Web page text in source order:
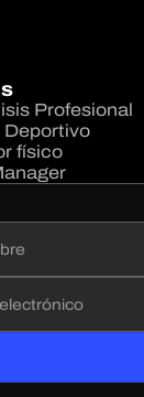
Profesional
Deportivo
físico